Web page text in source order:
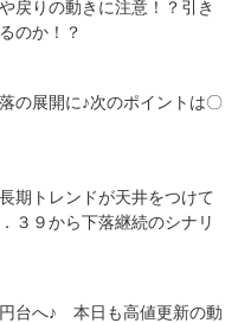
戻りの動きに注意！？引き
のか！？
の展開に♪次のポイントは〇
期トレンドが天井をつけて
３９から下落継続のシナリ
台へ♪ 本日も高値更新の動